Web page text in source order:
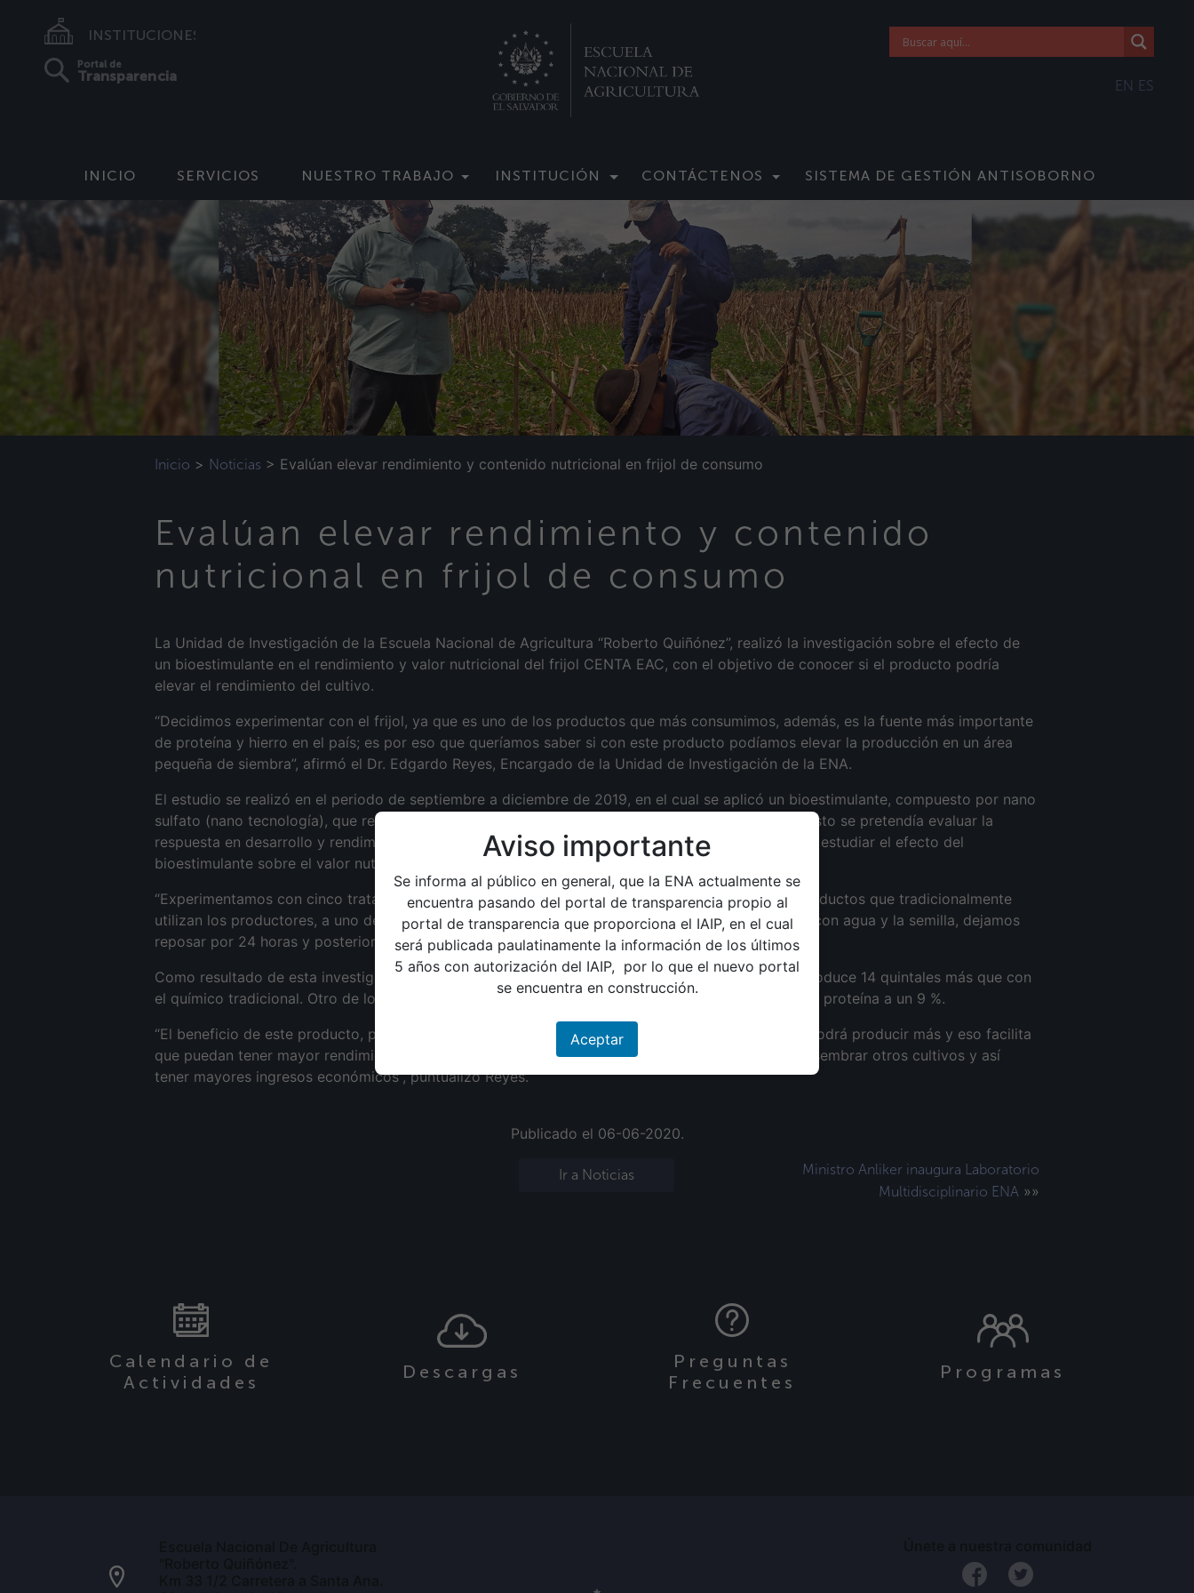
INSTITUCIONES
Portal de
Transparencia
EN ES
INICIO SERVICIOS NUESTRO TRABAJO INSTITUCIÓN CONTÁCTENOS SISTEMA DE GESTIÓN ANTISOBORNO
Aviso importante
Se informa al público en general, que la ENA actualmente se
encuentra pasando del portal de transparencia propio al
portal de transparencia que proporciona el IAIP, en el cual
será publicada paulatinamente la información de los últimos
5 años con autorización del IAIP, por lo que el nuevo portal
se encuentra en construcción.
Aceptar
Inicio > Noticias > Evalúan elevar rendimiento y contenido nutricional en frijol de consumo
Evalúan elevar rendimiento y contenido
nutricional en frijol de consumo
La Unidad de Investigación de la Escuela Nacional de Agricultura “Roberto Quiñónez”, realizó la investigación sobre el efecto de
un bioestimulante en el rendimiento y valor nutricional del frijol CENTA EAC, con el objetivo de conocer si el producto podría
elevar el rendimiento del cultivo.
“Decidimos experimentar con el frijol, ya que es uno de los productos que más consumimos, además, es la fuente más importante
de proteína y hierro en el país; es por eso que queríamos saber si con este producto podíamos elevar la producción en un área
pequeña de siembra”, afirmó el Dr. Edgardo Reyes, Encargado de la Unidad de Investigación de la ENA.
El estudio se realizó en el periodo de septiembre a diciembre de 2019, en el cual se aplicó un bioestimulante, compuesto por nano
sulfato (nano tecnología), que regula el crecimiento de las plantas y potencia su inmunidad; con esto se pretendía evaluar la
respuesta en desarrollo y rendimiento en qq/mz del frijol al uso de diferentes insumos además, de estudiar el efecto del
bioestimulante sobre el valor nutricional del frijol.
“Experimentamos con cinco tratamientos, combinando la semilla con el bioestimulante y otros productos que tradicionalmente
utilizan los productores, a uno de esos tratamientos aplicamos el bioestimulante en un recipiente con agua y la semilla, dejamos
reposar por 24 horas y posteriormente lo sembramos”, añadió Reyes.
Como resultado de esta investigación se obtuvo que el cultivo con la ayuda del bioestimulante produce 14 quintales más que con
el químico tradicional. Otro de los resultados en este estudio, es que la semilla de frijol aumentó la proteína a un 9 %.
“El beneficio de este producto, para la población, es que en menos área de terreno el productor podrá producir más y eso facilita
que puedan tener mayor rendimiento, de igual manera que en una misma área de terreno puedan sembrar otros cultivos y así
tener mayores ingresos económicos”, puntualizó Reyes.
Publicado el 06-06-2020.
Ir a Noticias
Ministro Anliker inaugura Laboratorio
Multidisciplinario ENA»»
Calendario de
Actividades
Descargas
Preguntas
Frecuentes
Programas